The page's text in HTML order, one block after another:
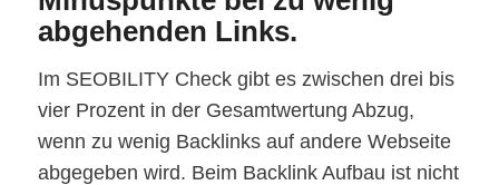
abgehenden Links.
Im SEOBILITY Check gibt es zwischen drei bis
vier Prozent in der Gesamtwertung Abzug,
wenn zu wenig Backlinks auf andere Webseite
abgegeben wird. Beim Backlink Aufbau ist nicht